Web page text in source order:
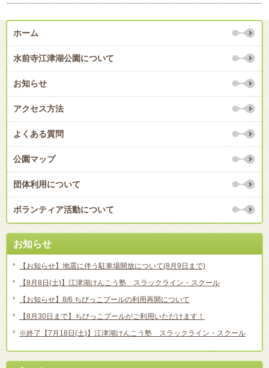
ホーム
水前寺江津湖公園について
お知らせ
アクセス方法
よくある質問
公園マップ
団体利用について
ボランティア活動について
お知らせ
【お知らせ】地震に伴う駐車場開放について(8月9日まで)
【8月8日(土)】江津湖けんこう塾 スラックライン・スクール
【お知らせ】8/6 ちびっこプールの利用再開について
【8月30日まで】ちびっこプールがご利用いただけます！
※終了【7月18日(土)】江津湖けんこう塾 スラックライン・スクール